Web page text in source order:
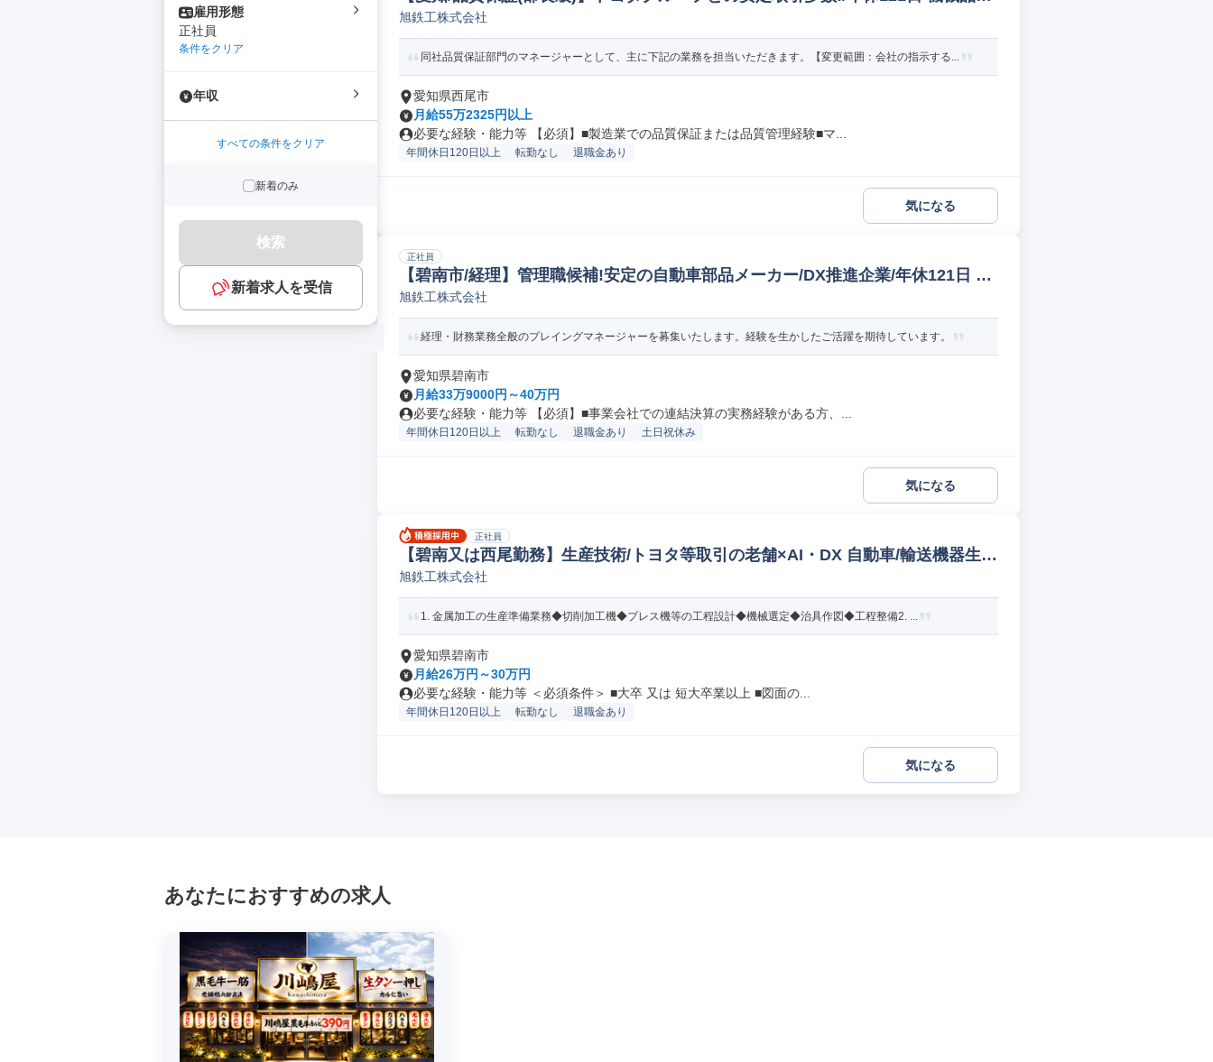
雇用形態
正社員
条件をクリア
年収
すべての条件をクリア
新着のみ
検索
新着求人を受信
管理
旭鉄工株式会社
同社品質保証部門のマネージャーとして、主に下記の業務を担当いただきます。【変更範囲：会社の指示する...
愛知県西尾市
月給55万2325円以上
必要な経験・能力等 【必須】■製造業での品質保証または品質管理経験■マ...
年間休日120日以上 転勤なし 退職金あり
気になる
正社員
【碧南市/経理】管理職候補!安定の自動車部品メーカー/DX推進企業/年休121日 管
理会計
旭鉄工株式会社
経理・財務業務全般のプレイングマネージャーを募集いたします。経験を生かしたご活躍を期待しています。
愛知県碧南市
月給33万9000円～40万円
必要な経験・能力等 【必須】■事業会社での連結決算の実務経験がある方、...
年間休日120日以上 転勤なし 退職金あり 土日祝休み
気になる
正社員
【碧南又は西尾勤務】生産技術/トヨタ等取引の老舗×AI・DX 自動車/輸送機器生産
技術
旭鉄工株式会社
1. 金属加工の生産準備業務◆切削加工機◆プレス機等の工程設計◆機械選定◆治具作図◆工程整備2. ...
愛知県碧南市
月給26万円～30万円
必要な経験・能力等 ＜必須条件＞ ■大卒 又は 短大卒業以上 ■図面の...
年間休日120日以上 転勤なし 退職金あり
気になる
あなたにおすすめの求人